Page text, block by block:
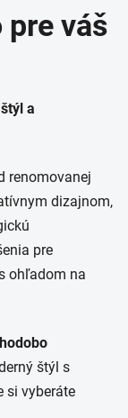
pre váš
a
renomovanej
dizajnom,
pre
ohľadom na
štýl s
si vyberáte